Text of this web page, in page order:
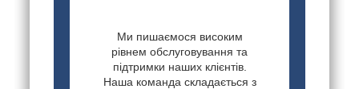
Ми пишаємося високим
рівнем обслуговування та
підтримки наших клієнтів.
Наша команда складається з